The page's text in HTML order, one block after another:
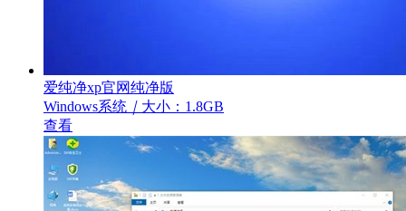
爱纯净xp官网纯净版
Windows系统 ｜ 大小：1.8GB
查看